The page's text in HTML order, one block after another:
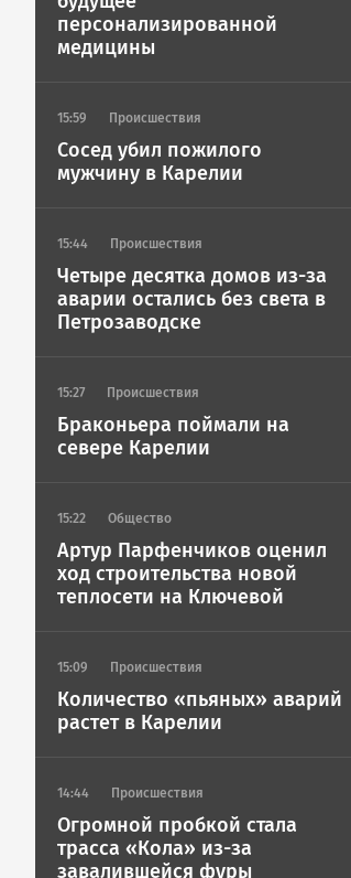
персонализированной
медицины
15:59 Происшествия
Сосед убил пожилого
мужчину в Карелии
15:44 Происшествия
Четыре десятка домов из-за
аварии остались без света в
Петрозаводске
15:27 Происшествия
Браконьера поймали на
севере Карелии
15:22 Общество
Артур Парфенчиков оценил
ход строительства новой
теплосети на Ключевой
15:09 Происшествия
Количество «пьяных» аварий
растет в Карелии
14:44 Происшествия
Огромной пробкой стала
трасса «Кола» из-за
завалившейся фуры